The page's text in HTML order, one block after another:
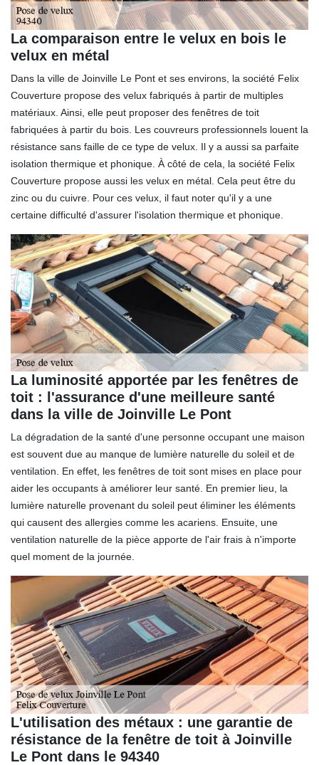
La comparaison entre le velux en bois le
velux en métal
Dans la ville de Joinville Le Pont et ses environs, la société Felix
Couverture propose des velux fabriqués à partir de multiples
matériaux. Ainsi, elle peut proposer des fenêtres de toit
fabriquées à partir du bois. Les couvreurs professionnels louent la
résistance sans faille de ce type de velux. Il y a aussi sa parfaite
isolation thermique et phonique. À côté de cela, la société Felix
Couverture propose aussi les velux en métal. Cela peut être du
zinc ou du cuivre. Pour ces velux, il faut noter qu'il y a une
certaine difficulté d'assurer l'isolation thermique et phonique.
La luminosité apportée par les fenêtres de
toit : l'assurance d'une meilleure santé
dans la ville de Joinville Le Pont
La dégradation de la santé d'une personne occupant une maison
est souvent due au manque de lumière naturelle du soleil et de
ventilation. En effet, les fenêtres de toit sont mises en place pour
aider les occupants à améliorer leur santé. En premier lieu, la
lumière naturelle provenant du soleil peut éliminer les éléments
qui causent des allergies comme les acariens. Ensuite, une
ventilation naturelle de la pièce apporte de l'air frais à n'importe
quel moment de la journée.
L'utilisation des métaux : une garantie de
résistance de la fenêtre de toit à Joinville
Le Pont dans le 94340